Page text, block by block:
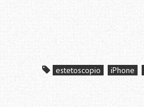
estetoscopio iPhone